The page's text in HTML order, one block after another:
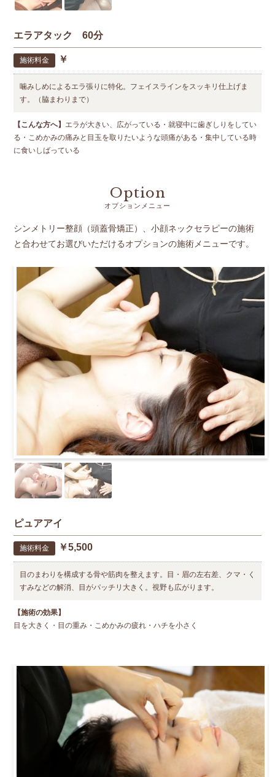
エラアタック 60分
施術料金 ￥
噛みしめによるエラ張りに特化。フェイスラインをスッキリ仕上げま
す。（脇まわりまで）
【こんな方へ】 エラが大きい、広がっている・就寝中に歯ぎしりをしてい
る・こめかみの痛みと目玉を取りたいような頭痛がある・集中している時
に食いしばっている
Option
オプションメニュー
シンメトリー整顔（頭蓋骨矯正）、小顔ネックセラピーの施術
と合わせてお選びいただけるオプションの施術メニューです。
ピュアアイ
施術料金 ￥5,500
目のまわりを構成する骨や筋肉を整えます。目・眉の左右差、クマ・く
すみなどの解消、目がパッチリ大きく。視野も広がります。
【施術の効果】
目を大きく・目の重み・こめかみの疲れ・ハチを小さく